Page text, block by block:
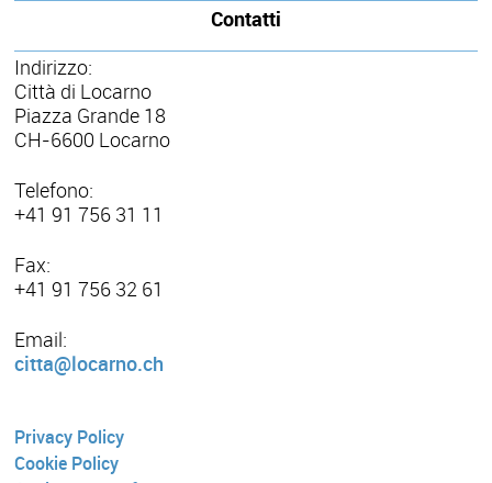
Contatti
Indirizzo:
Città di Locarno
Piazza Grande 18
CH-6600 Locarno
Telefono:
+41 91 756 31 11
Fax:
+41 91 756 32 61
Email:
citta@locarno.ch
Privacy Policy
Cookie Policy